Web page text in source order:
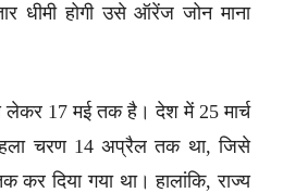
धीमी होगी उसे ऑरेंज जोन माना
लेकर 17 मई तक है। देश में 25 मार्च
चरण 14 अप्रैल तक था, जिसे
कर दिया गया था। हालांकि, राज्य